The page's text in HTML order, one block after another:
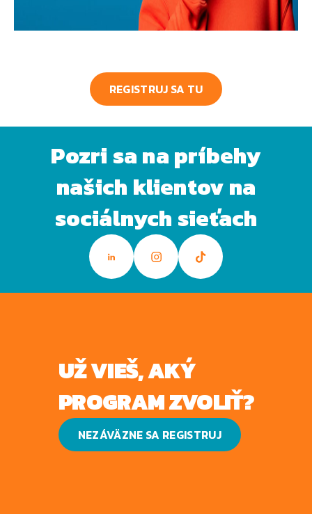
REGISTRUJ SA TU
Pozri sa na príbehy
našich klientov na
sociálnych sieťach
UŽ VIEŠ, AKÝ
PROGRAM ZVOLIŤ?
NEZÁVÄZNE SA REGISTRUJ